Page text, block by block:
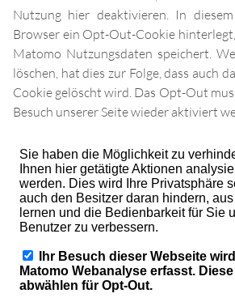
Nutzung hier deaktivieren. In
Browser ein Opt-Out-Cookie
Matomo Nutzungsdaten speichert.
löschen, hat dies zur Folge, dass auch
Cookie gelöscht wird. Das Opt-Out
Besuch unserer Seite wieder aktiviert